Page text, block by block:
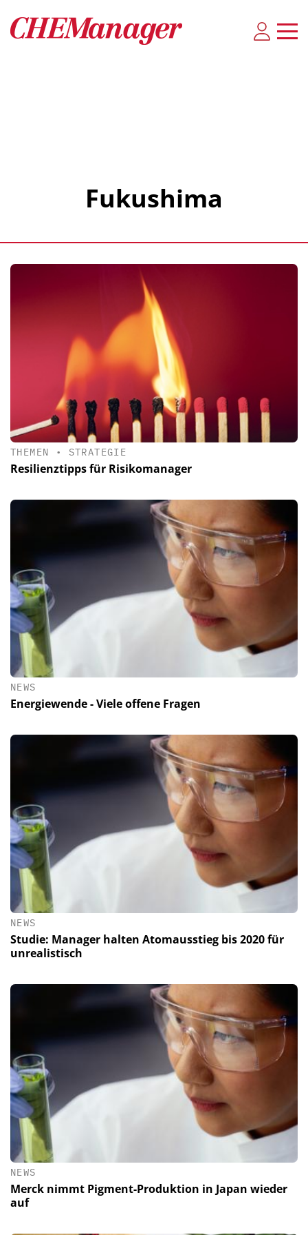
Fukushima
THEMEN • STRATEGIE
Resilienztipps für Risikomanager
NEWS
Energiewende - Viele offene Fragen
NEWS
Studie: Manager halten Atomausstieg bis 2020 für
unrealistisch
NEWS
Merck nimmt Pigment-Produktion in Japan wieder
auf